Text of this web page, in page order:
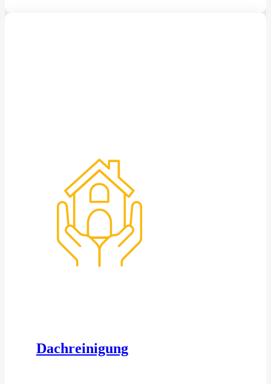
Dachreinigung